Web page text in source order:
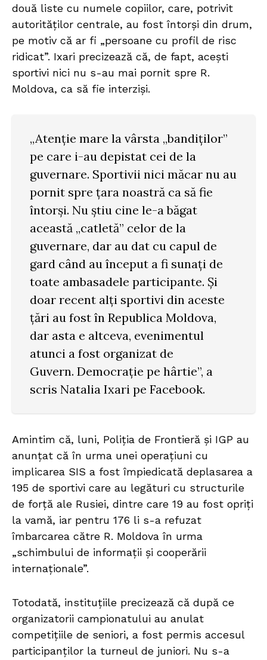
două liste cu numele copiilor, care, potrivit
autorităților centrale, au fost întorși din drum,
pe motiv că ar fi „persoane cu profil de risc
ridicat”. Ixari precizează că, de fapt, acești
sportivi nici nu s-au mai pornit spre R.
Moldova, ca să fie interziși.
„Atenție mare la vârsta „bandiților”
pe care i-au depistat cei de la
guvernare. Sportivii nici măcar nu au
pornit spre țara noastră ca să fie
întorși. Nu știu cine le-a băgat
această „catletă” celor de la
guvernare, dar au dat cu capul de
gard când au început a fi sunați de
toate ambasadele participante. Și
doar recent alți sportivi din aceste
țări au fost în Republica Moldova,
dar asta e altceva, evenimentul
atunci a fost organizat de
Guvern. Democrație pe hârtie”, a
scris Natalia Ixari pe Facebook.
Amintim că, luni, Poliția de Frontieră și IGP au
anunțat că în urma unei operațiuni cu
implicarea SIS a fost împiedicată deplasarea a
195 de sportivi care au legături cu structurile
de forță ale Rusiei, dintre care 19 au fost opriți
la vamă, iar pentru 176 li s-a refuzat
îmbarcarea către R. Moldova în urma
„schimbului de informații și cooperării
internaționale”.
Totodată, instituțiile precizează că după ce
organizatorii campionatului au anulat
competițiile de seniori, a fost permis accesul
participanților la turneul de juniori. Nu s-a